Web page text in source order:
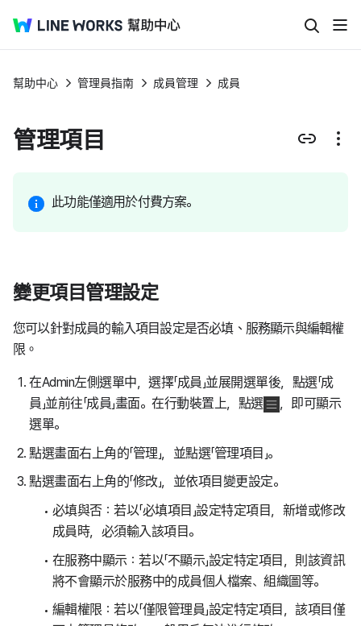
幫助中心 管理員指南 成員管理 成員
管理項目
此功能僅適用於付費方案。
變更項目管理設定
您可以針對成員的輸入項目設定是否必填、服務顯示與編輯權
限。
在Admin左側選單中，選擇「成員」並展開選單後，點選「成
員」並前往「成員」畫面。在行動裝置上，點選
，即可顯示
選單。
點選畫面右上角的「管理」，並點選「管理項目」。
點選畫面右上角的「修改」，並依項目變更設定。
必填與否：若以「必填項目」設定特定項目，新增或修改
成員時，必須輸入該項目。
在服務中顯示：若以「不顯示」設定特定項目，則該資訊
將不會顯示於服務中的成員個人檔案、組織圖等。
編輯權限：若以「僅限管理員」設定特定項目，該項目僅